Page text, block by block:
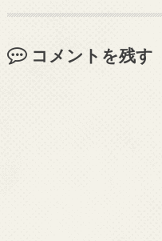
コメントを残す